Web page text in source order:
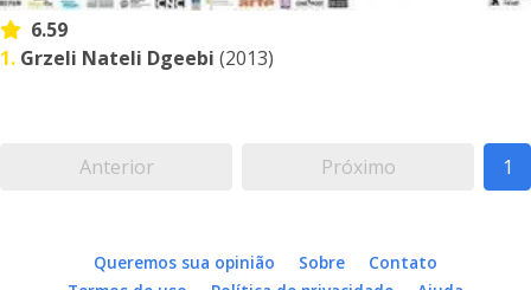
6.59
1. Grzeli Nateli Dgeebi (2013)
Anterior Próximo 1
Queremos sua opinião Sobre
Contato